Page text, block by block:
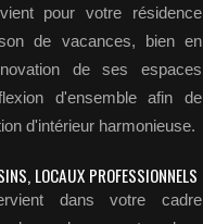
pour votre résidence
de vacances, bien en
de ses espaces
d'ensemble afin de
d'intérieur harmonieuse.
LOCAUX PROFESSIONNELS
dans votre cadre